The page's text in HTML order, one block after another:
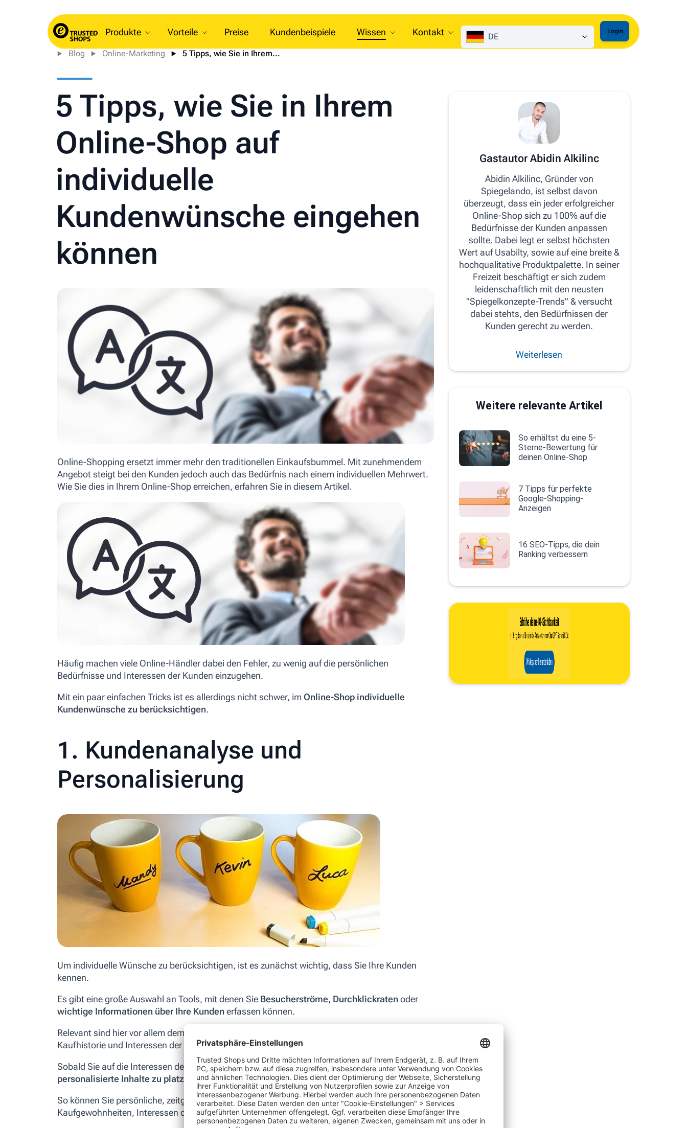
Produkte Vorteile Preise Kundenbeispiele Wissen Kontakt DE
Login
Blog Online-Marketing 5 Tipps, wie Sie in Ihrem...
5 Tipps, wie Sie in Ihrem
Online-Shop auf
individuelle
Kundenwünsche eingehen
können
Online-Shopping ersetzt immer mehr den traditionellen Einkaufsbummel. Mit zunehmendem
Angebot steigt bei den Kunden jedoch auch das Bedürfnis nach einem individuellen Mehrwert.
Wie Sie dies in Ihrem Online-Shop erreichen, erfahren Sie in diesem Artikel.
Häufig machen viele Online-Händler dabei den Fehler, zu wenig auf die persönlichen
Bedürfnisse und Interessen der Kunden einzugehen.
Mit ein paar einfachen Tricks ist es allerdings nicht schwer, im Online-Shop individuelle
Kundenwünsche zu berücksichtigen.
1. Kundenanalyse und
Personalisierung
Um individuelle Wünsche zu berücksichtigen, ist es zunächst wichtig, dass Sie Ihre Kunden
kennen.
Es gibt eine große Auswahl an Tools, mit denen Sie Besucherströme, Durchklickraten oder
wichtige Informationen über Ihre Kunden erfassen können.
Relevant sind hier vor allem demographische Daten, wie viele Personen in dem Haushalt leben,
Kaufhistorie und Interessen der Kunden.
Sobald Sie auf die Interessen des Konsumenten schließen können, ist es Ihnen möglich,
personalisierte Inhalte zu platzieren.
So können Sie persönliche, zeitgemäße und relevante Angebote erstellen, die den
Kaufgewohnheiten, Interessen oder dem geographischen Standort der Klienten entsprechen.
Gastautor Abidin Alkilinc
Abidin Alkilinc, Gründer von
Spiegelando, ist selbst davon
überzeugt, dass ein jeder erfolgreicher
Online-Shop sich zu 100% auf die
Bedürfnisse der Kunden anpassen
sollte. Dabei legt er selbst höchsten
Wert auf Usabilty, sowie auf eine breite &
hochqualitative Produktpalette. In seiner
Freizeit beschäftigt er sich zudem
leidenschaftlich mit den neusten
"Spiegelkonzepte-Trends" & versucht
dabei stehts, den Bedürfnissen der
Kunden gerecht zu werden.
Weiterlesen
Weitere relevante Artikel
So erhältst du eine 5-
Sterne-Bewertung für
deinen Online-Shop
7 Tipps für perfekte
Google-Shopping-
Anzeigen
16 SEO-Tipps, die dein
Ranking verbessern